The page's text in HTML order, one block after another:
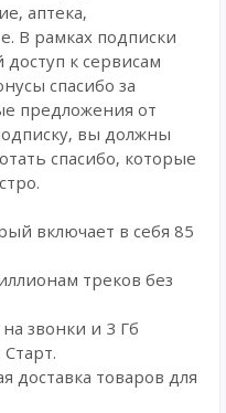
аптека,
В рамках подписки
к сервисам
спасибо за
предложения от
вы должны
спасибо, которые
включает в себя 85
треков без
звонки и 3 Гб
доставка товаров для